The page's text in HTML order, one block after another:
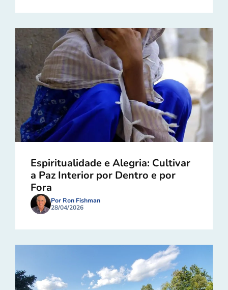
Espiritualidade e Alegria: Cultivar
a Paz Interior por Dentro e por
Fora
Por Ron Fishman
28/04/2026